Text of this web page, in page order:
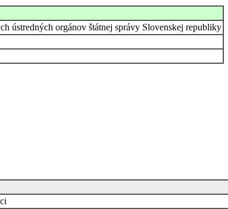
ústredných orgánov štátnej správy Slovenskej republiky